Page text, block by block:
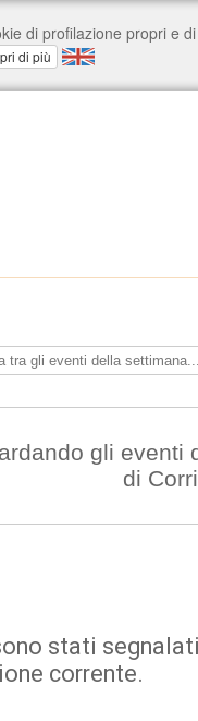
gli eventi
di
stati
corrente.